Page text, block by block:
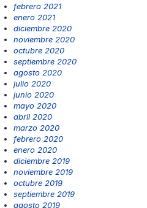
febrero 2021
enero 2021
diciembre 2020
noviembre 2020
octubre 2020
septiembre 2020
agosto 2020
julio 2020
junio 2020
mayo 2020
abril 2020
marzo 2020
febrero 2020
enero 2020
diciembre 2019
noviembre 2019
octubre 2019
septiembre 2019
agosto 2019